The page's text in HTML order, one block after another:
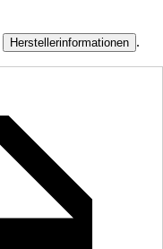
Herstellerinformationen .